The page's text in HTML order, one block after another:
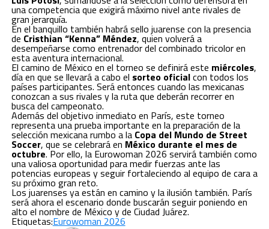
una competencia que exigirá máximo nivel ante rivales de
gran jerarquía.
En el banquillo también habrá sello juarense con la presencia
de Cristhian “Kenna” Méndez, quien volverá a
desempeñarse como entrenador del combinado tricolor en
esta aventura internacional.
El camino de México en el torneo se definirá este miércoles,
día en que se llevará a cabo el sorteo oficialcon todos los
países participantes. Será entonces cuando las mexicanas
conozcan a sus rivales y la ruta que deberán recorrer en
busca del campeonato.
Además del objetivo inmediato en París, este torneo
representa una prueba importante en la preparación de la
selección mexicana rumbo a la Copa del Mundo de Street
Soccer, que se celebrará en México durante el mes de
octubre. Por ello, la Eurowoman 2026 servirá también como
una valiosa oportunidad para medir fuerzas ante las
potencias europeas y seguir fortaleciendo al equipo de cara a
su próximo gran reto.
Los juarenses ya están en camino y la ilusión también. París
será ahora el escenario donde buscarán seguir poniendo en
alto el nombre de México y de Ciudad Juárez.
Etiquetas:Eurowoman 2026